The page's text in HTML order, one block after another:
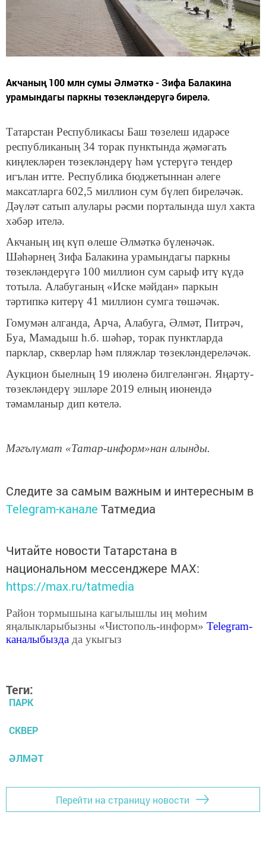
Акчаның 100 млн сумы Әлмәткә - Зифа Балакина
урамындагы паркны төзекләндерүгә бирелә.
Татарстан Республикасы Баш төзелеш идарәсе
республиканың 34 торак пунктында җәмәгать
киңлекләрен төзекләндерү һәм үстерүгә тендер
игълан итте. Республика бюджетыннан әлеге
максатларга 602,5 миллион сум бүлеп биреләчәк.
Дәүләт сатып алулары рәсми порталында шул хакта
хәбәр ителә.
Акчаның иң күп өлеше Әлмәткә бүленәчәк.
Шәһәрнең Зифа Балакина урамындагы паркны
төзекләндерүгә 100 миллион сум сарыф итү күдә
тотыла. Алабуганың «Иске мәйдан» паркын
тәртипкә китерү 41 миллион сумга төшәчәк.
Гомумән алганда, Арча, Алабуга, Әлмәт, Питрәч,
Буа, Мамадыш һ.б. шәһәр, торак пунктларда
парклар, скверлар һәм пляжлар төзекләндереләчәк.
Аукцион быелның 19 июленә билгеләнгән. Яңарту-
төзекләндерү эшләре 2019 елның июнендә
тәмамланыр дип көтелә.
Мәгълүмат «Татар-информ»нан алынды.
Следите за самым важным и интересным в
Telegram-канале Татмедиа
Читайте новости Татарстана в
национальном мессенджере MАХ:
https://max.ru/tatmedia
Район тормышына кагылышлы иң мөһим
яңалыкларыбызны «Чистополь-информ» Telegram-
каналыбызда да укыгыз
Теги:
ПАРК
СКВЕР
ӘЛМӘТ
Перейти на страницу новости